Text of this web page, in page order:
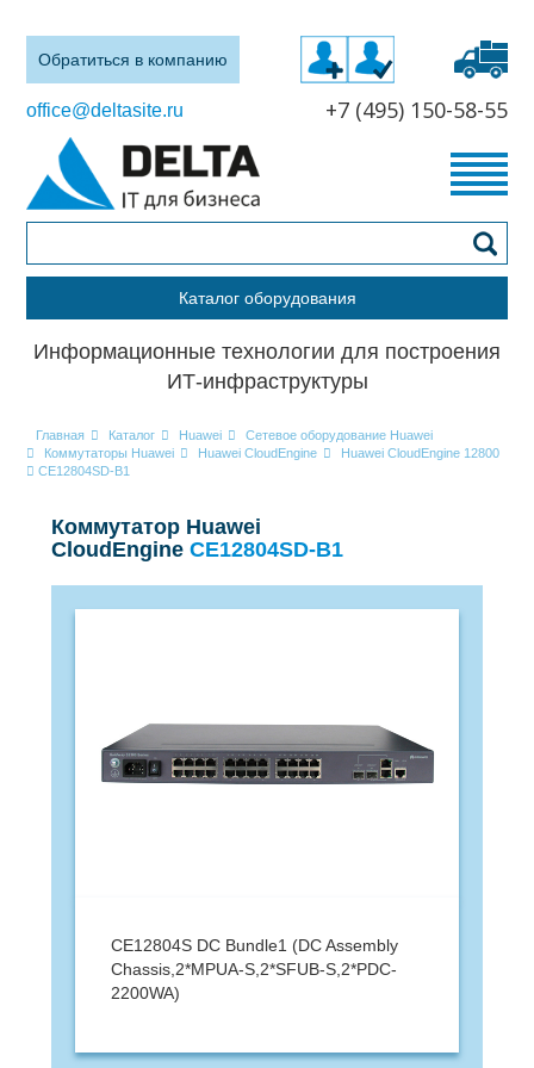
Обратиться в компанию
office@deltasite.ru +7 (495) 150-58-55
Каталог оборудования
Информационные технологии для построения
ИТ-инфраструктуры
Главная Каталог Huawei
Сетевое оборудование Huawei
Коммутаторы Huawei
Huawei CloudEngine
Huawei CloudEngine 12800
CE12804SD-B1
Коммутатор Huawei
CloudEngine CE12804SD-B1
CE12804S DC Bundle1 (DC Assembly
Chassis,2*MPUA-S,2*SFUB-S,2*PDC-
2200WA)